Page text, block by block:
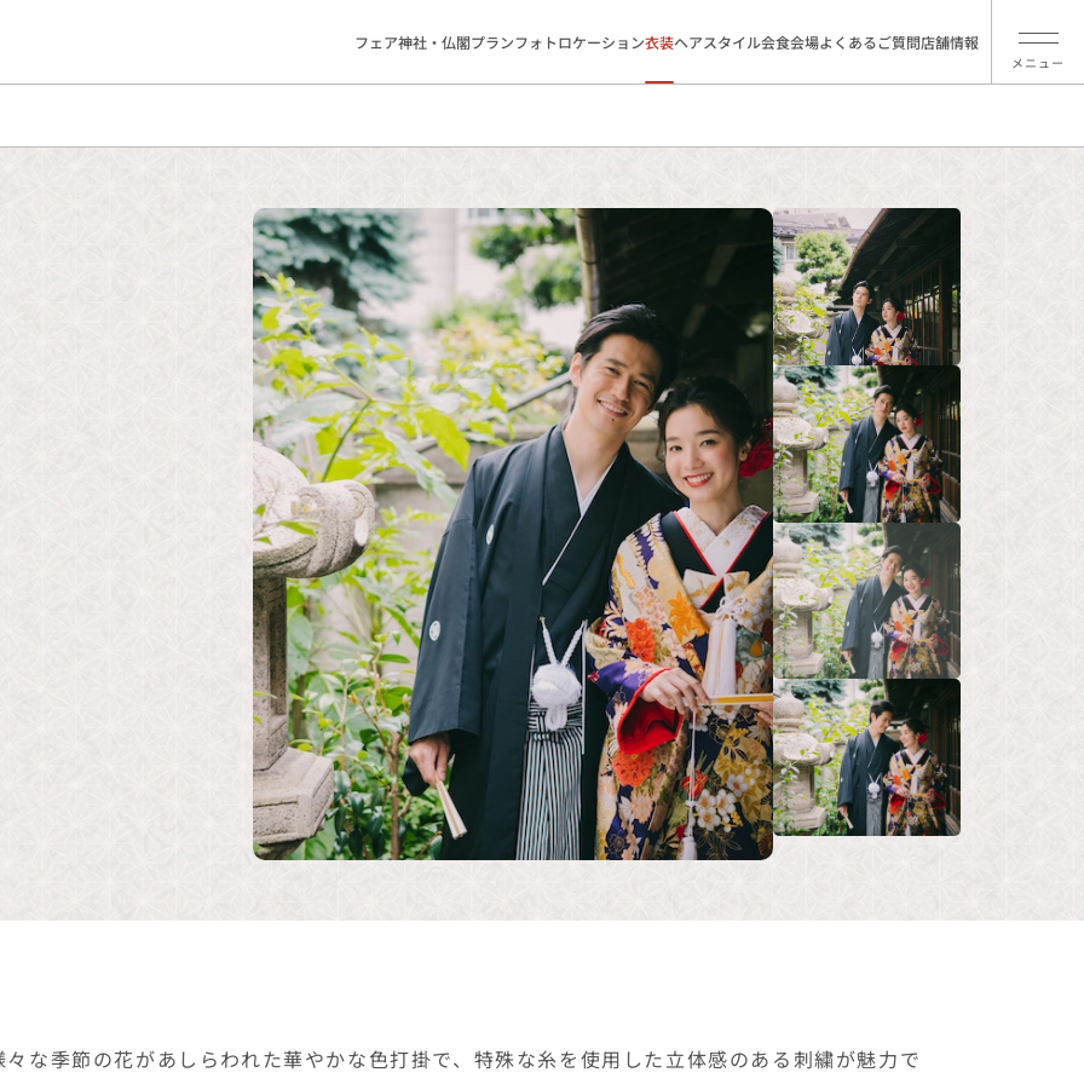
フェア神社・仏閣プランフォトロケーション衣装ヘアスタイル会食会場よくあるご質問店舗情報
な季節の花があしらわれた華やかな色打掛で、特殊な糸を使用した立体感のある刺繍が魅力で